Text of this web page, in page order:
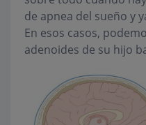
de apnea del sueño y
En esos casos,
adenoides de su hijo